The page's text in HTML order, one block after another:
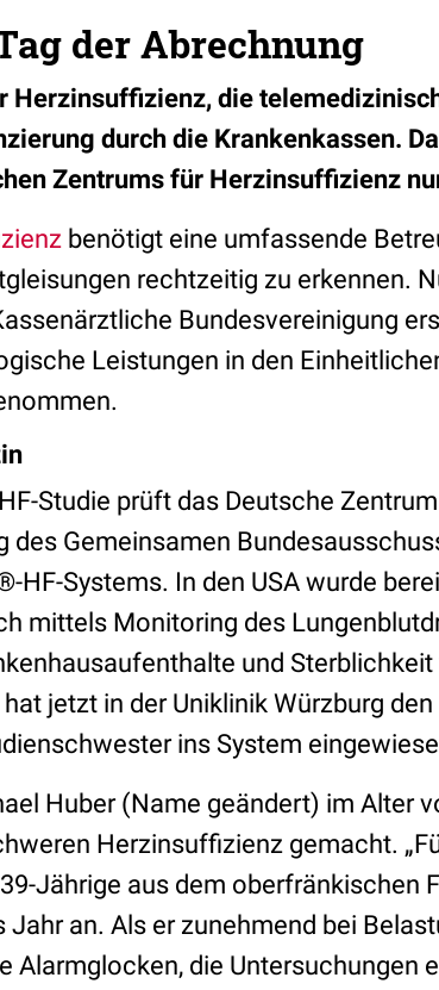
der Abrechnung
Herzinsuffizienz, die
durch die Krankenkassen.
Zentrums für Herzinsuffizienz
benötigt eine umfassende
rechtzeitig zu erkennen.
Bundesvereinigung
Leistungen in den
Studie prüft das Deutsche
Gemeinsamen
HF-Systems. In den USA wurde
mittels Monitoring des
und
jetzt in der Uniklinik Würzburg
ins System
Huber (Name geändert) im Alter
Herzinsuffizienz gemacht.
Jährige aus dem oberfränkischen
an. Als er zunehmend bei
Alarmglocken, die Untersuchungen